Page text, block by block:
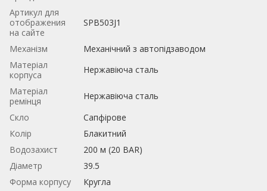
Артикул для
отображения
на сайте
SPB503J1
Механізм
Механічний з автопідзаводом
Матеріал
корпуса
Нержавіюча сталь
Матеріал
ремінця
Нержавіюча сталь
Скло
Сапфірове
Колір
Блакитний
Водозахист
200 м (20 BAR)
Діаметр
39.5
Форма корпусу
Кругла